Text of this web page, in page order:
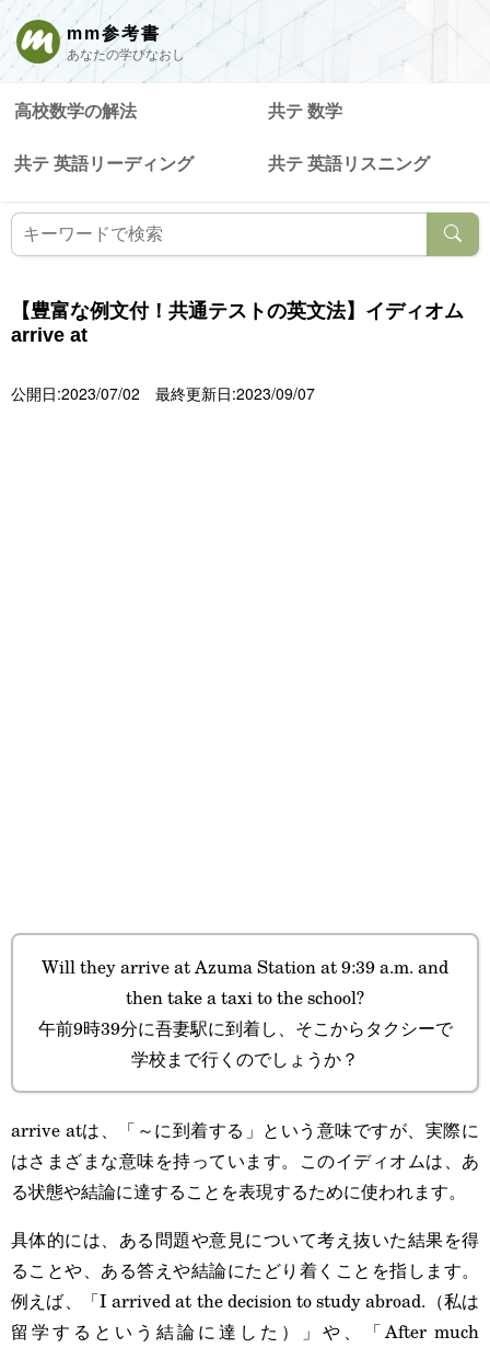
mm参考書
あなたの学びなおし
高校数学の解法 共テ 数学
共テ 英語リーディング 共テ 英語リスニング
【豊富な例文付！共通テストの英文法】イディオム
arrive at
公開日:2023/07/02 最終更新日:2023/09/07
Will they arrive at Azuma Station at 9:39 a.m. and
then take a taxi to the school?
午前9時39分に吾妻駅に到着し、そこからタクシーで
学校まで行くのでしょうか？
arrive atは、「～に到着する」という意味ですが、実際に
はさまざまな意味を持っています。このイディオムは、あ
る状態や結論に達することを表現するために使われます。
具体的には、ある問題や意見について考え抜いた結果を得
ることや、ある答えや結論にたどり着くことを指します。
例えば、「I arrived at the decision to study abroad.（私は
留学するという結論に達した）」や、「After much